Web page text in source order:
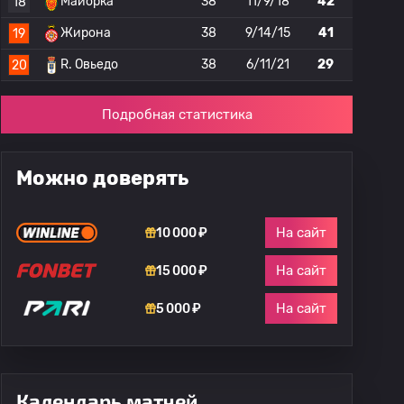
19 Жирона 38 9/14/15 41
20 R. Овьедо 38 6/11/21 29
Подробная статистика
Можно доверять
10 000 ₽ На сайт
15 000 ₽ На сайт
5 000 ₽ На сайт